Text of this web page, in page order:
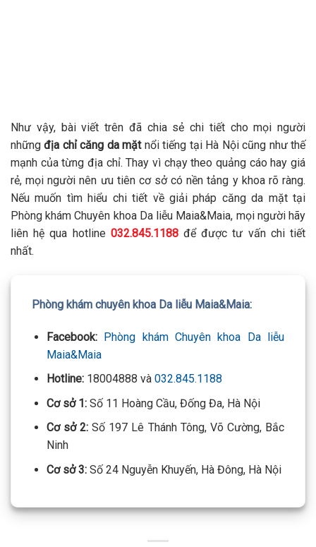
Như vậy, bài viết trên đã chia sẻ chi tiết cho mọi người
nhữngđịa chỉ căng da mặtnổi tiếng tại Hà Nội cũng như thế
mạnh của từng địa chỉ. Thay vì chạy theo quảng cáo hay giá
rẻ, mọi người nên ưu tiên cơ sở có nền tảng y khoa rõ ràng.
Nếu muốn tìm hiểu chi tiết về giải pháp căng da mặt tại
Phòng khám Chuyên khoa Da liễu Maia&Maia, mọi người hãy
liên hệ qua hotline 032.845.1188để được tư vấn chi tiết
nhất.
Phòng khám chuyên khoa Da liễu Maia&Maia:
Facebook: Phòng khám Chuyên khoa Da liễu
Maia&Maia
Hotline:18004888 và 032.845.1188
Cơ sở 1: Số 11 Hoàng Cầu, Đống Đa, Hà Nội
Cơ sở 2: Số 197 Lê Thánh Tông, Võ Cường, Bắc
Ninh
Cơ sở 3:Số 24 Nguyễn Khuyến, Hà Đông, Hà Nội